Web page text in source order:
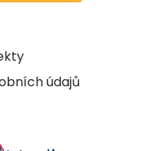
údajů